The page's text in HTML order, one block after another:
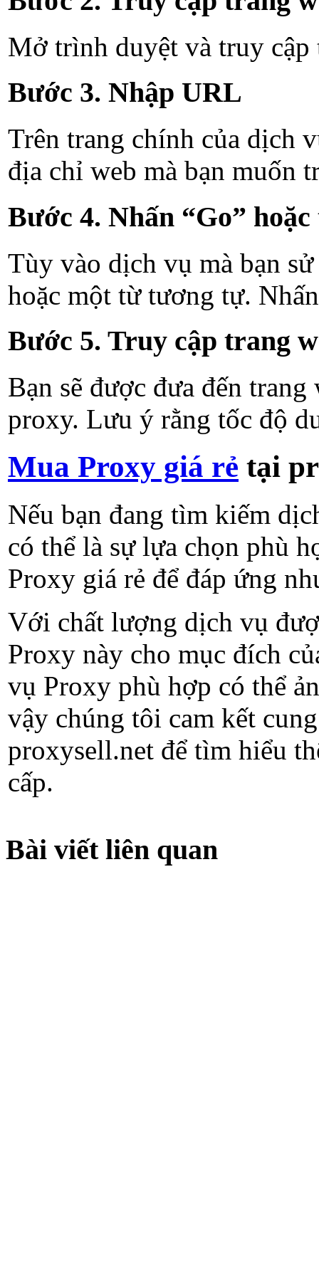
Mở trình duyệt và truy cập
Bước 3. Nhập URL
Trên trang chính của dịch
địa chỉ web mà bạn muốn
Bước 4. Nhấn “Go”
Tùy vào dịch vụ mà bạn
hoặc một từ tương tự.
Bước 5. Truy cập trang
Bạn sẽ được đưa đến
proxy. Lưu ý rằng tốc độ
Mua Proxy giá rẻ tại
Nếu bạn đang tìm kiếm
có thể là sự lựa chọn phù
Proxy giá rẻ để đáp ứng
Với chất lượng dịch vụ
Proxy này cho mục đích
vụ Proxy phù hợp có thể
vậy chúng tôi cam kết
proxysell.net để tìm hiểu
cấp.
Bài viết liên quan